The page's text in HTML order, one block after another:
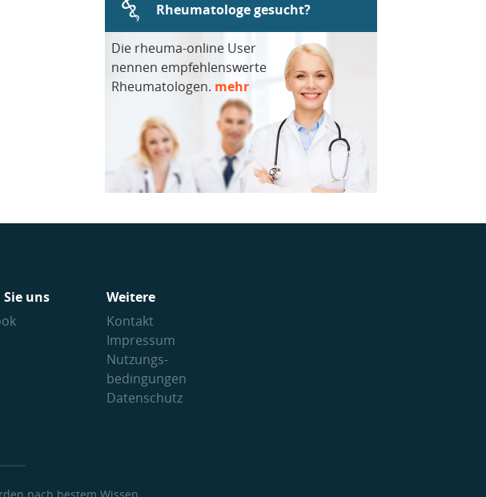
Rheumatologe gesucht?
Die rheuma-online User
nennen empfehlenswerte
Rheumatologen. mehr
Sie uns
Weitere
Kontakt
Impressum
Nutzungs­
bedingungen
Datenschutz